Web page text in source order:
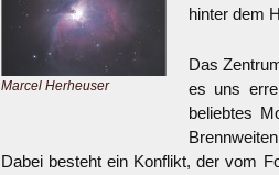
Marcel Herheuser
hinter dem
Das
es uns
beliebtes
Dabei besteht ein Konflikt, der vom